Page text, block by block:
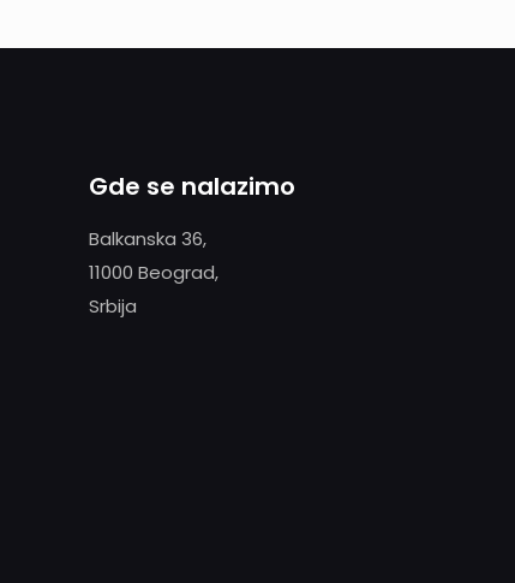
Gde se nalazimo
Balkanska 36,
11000 Beograd,
Srbija